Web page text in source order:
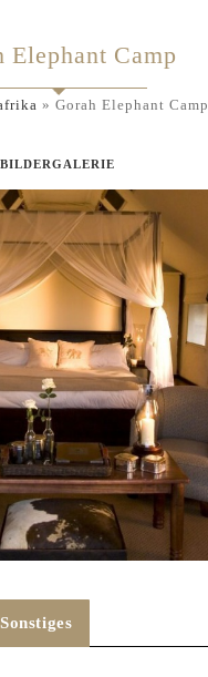
Elephant Camp
» Gorah Elephant Camp
BILDERGALERIE
Sonstiges